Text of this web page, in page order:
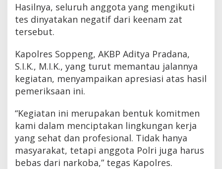
Hasilnya, seluruh anggota yang mengikuti
tes dinyatakan negatif dari keenam zat
tersebut.
Kapolres Soppeng, AKBP Aditya Pradana,
S.I.K., M.I.K., yang turut memantau jalannya
kegiatan, menyampaikan apresiasi atas hasil
pemeriksaan ini.
“Kegiatan ini merupakan bentuk komitmen
kami dalam menciptakan lingkungan kerja
yang sehat dan profesional. Tidak hanya
masyarakat, tetapi anggota Polri juga harus
bebas dari narkoba,” tegas Kapolres.